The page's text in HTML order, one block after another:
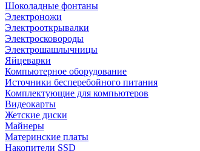
Шоколадные фонтаны
Электроножи
Электрооткрывалки
Электросковороды
Электрошашлычницы
Яйцеварки
Компьютерное оборудование
Источники бесперебойного питания
Комплектующие для компьютеров
Видеокарты
Жетские диски
Майнеры
Материнские платы
Накопители SSD